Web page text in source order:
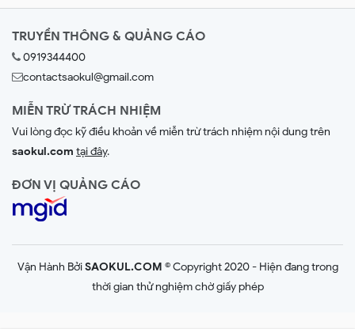
TRUYỀN THÔNG & QUẢNG CÁO
0919344400
contactsaokul@gmail.com
MIỄN TRỪ TRÁCH NHIỆM
Vui lòng đọc kỹ điều khoản về miễn trừ trách nhiệm nội dung trên
saokul.com tại đây.
ĐƠN VỊ QUẢNG CÁO
Vận Hành BởiSAOKUL.COM © Copyright 2020 - Hiện đang trong
thời gian thử nghiệm chờ giấy phép